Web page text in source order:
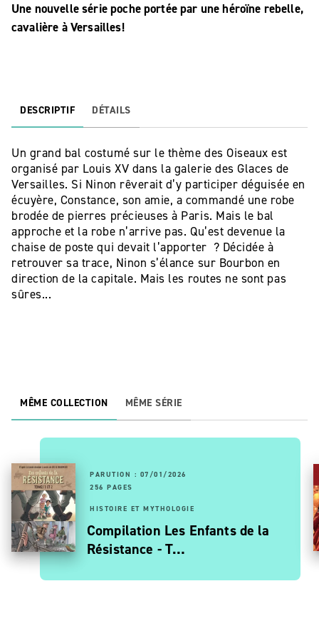
Une nouvelle série poche portée par une héroïne rebelle,
cavalière à Versailles!
DESCRIPTIF DÉTAILS
Un grand bal costumé sur le thème des Oiseaux est
organisé par Louis XV dans la galerie des Glaces de
Versailles. Si Ninon rêverait d’y participer déguisée en
écuyère, Constance, son amie, a commandé une robe
brodée de pierres précieuses à Paris. Mais le bal
approche et la robe n’arrive pas. Qu’est devenue la
chaise de poste qui devait l’apporter ? Décidée à
retrouver sa trace, Ninon s’élance sur Bourbon en
direction de la capitale. Mais les routes ne sont pas
sûres...
MÊME COLLECTION MÊME SÉRIE
PARUTION : 07/01/2026
256 PAGES
HISTOIRE ET MYTHOLOGIE
Compilation Les Enfants de la
Résistance - T…